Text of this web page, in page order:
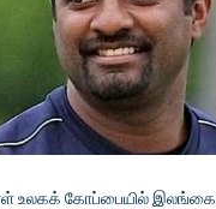
உலகக் கோப்பையில்